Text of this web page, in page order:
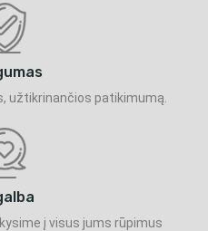
užtikrinančios patikimumą.
į visus jums rūpimus